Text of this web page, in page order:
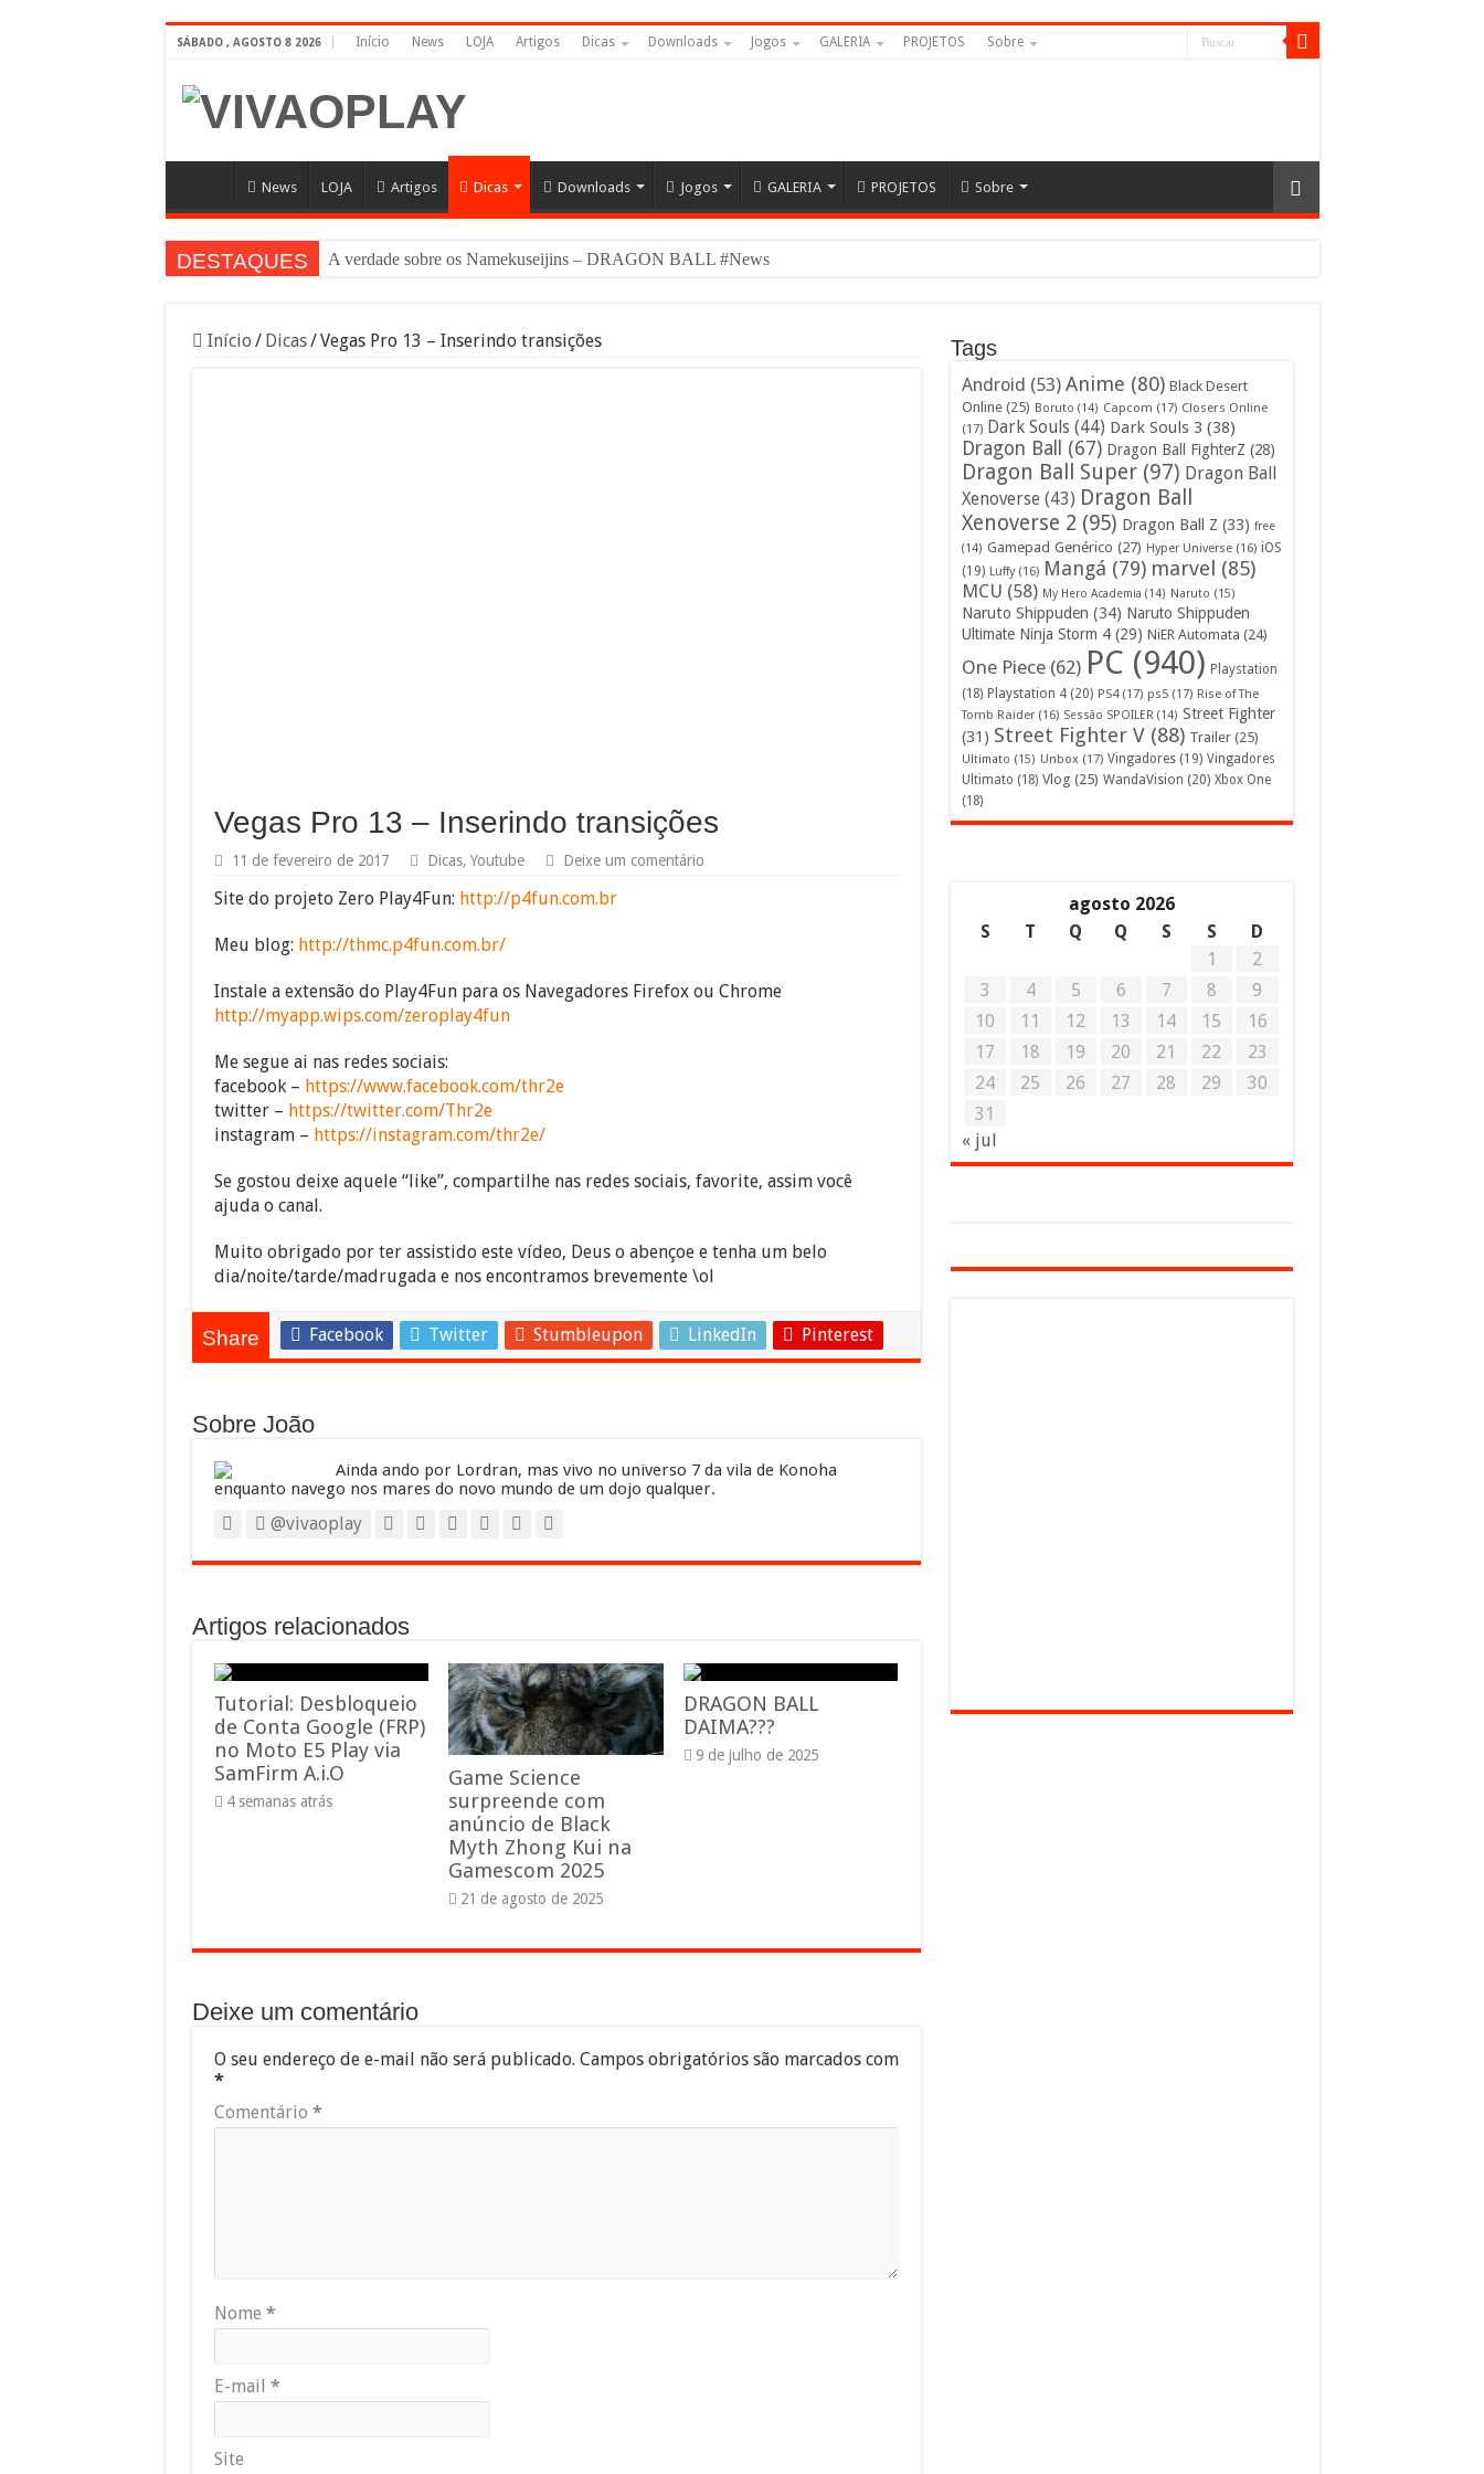
SÁBADO , AGOSTO 8 2026 Início News LOJA Artigos Dicas Downloads Jogos GALERIA PROJETOS Sobre
News LOJA Artigos Dicas Downloads Jogos GALERIA PROJETOS Sobre
DESTAQUES A verdade sobre os Namekuseijins – DRAGON BALL #News
Início / Dicas/Vegas Pro 13 – Inserindo transições
Vegas Pro 13 – Inserindo transições
11 de fevereiro de 2017 Dicas, Youtube Deixe um comentário
Site do projeto Zero Play4Fun: http://p4fun.com.br
Meu blog: http://thmc.p4fun.com.br/
Instale a extensão do Play4Fun para os Navegadores Firefox ou Chrome
http://myapp.wips.com/zeroplay4fun
Me segue ai nas redes sociais:
facebook – https://www.facebook.com/thr2e
twitter – https://twitter.com/Thr2e
instagram – https://instagram.com/thr2e/
Se gostou deixe aquele “like”, compartilhe nas redes sociais, favorite, assim você
ajuda o canal.
Muito obrigado por ter assistido este vídeo, Deus o abençoe e tenha um belo
dia/noite/tarde/madrugada e nos encontramos brevemente \ol
Share Facebook Twitter Stumbleupon LinkedIn Pinterest
Sobre João
Ainda ando por Lordran, mas vivo no universo 7 da vila de Konoha
enquanto navego nos mares do novo mundo de um dojo qualquer.
@vivaoplay
Artigos relacionados
Tutorial: Desbloqueio
de Conta Google (FRP)
no Moto E5 Play via
SamFirm A.i.O
4 semanas atrás
Game Science
surpreende com
anúncio de Black
Myth Zhong Kui na
Gamescom 2025
21 de agosto de 2025
DRAGON BALL
DAIMA???
9 de julho de 2025
Deixe um comentário
O seu endereço de e-mail não será publicado. Campos obrigatórios são marcados com
*
Comentário *
Nome *
E-mail *
Site
Tags
Android (53) Anime (80) Black Desert
Online(25) Boruto (14) Capcom (17) Closers Online
(17) Dark Souls(44) Dark Souls 3 (38)
Dragon Ball (67) Dragon Ball FighterZ (28)
Dragon Ball Super(97) Dragon Ball
Xenoverse (43) Dragon Ball
Xenoverse 2 (95) Dragon Ball Z (33) free
(14) Gamepad Genérico (27) Hyper Universe(16) iOS
(19) Luffy(16) Mangá (79) marvel (85)
MCU (58) My Hero Academia (14) Naruto (15)
Naruto Shippuden (34) Naruto Shippuden
Ultimate Ninja Storm 4(29) NiER Automata (24)
One Piece(62) PC (940) Playstation
(18) Playstation 4(20) PS4(17) ps5(17) Rise of The
Tomb Raider(16) Sessão SPOILER(14) Street Fighter
(31) Street Fighter V(88) Trailer(25)
Ultimato (15) Unbox(17) Vingadores(19) Vingadores
Ultimato (18) Vlog (25) WandaVision (20) Xbox One
(18)
agosto 2026
S
T Q Q S S
D
1
2
3
4 5 6 7 8
9
10
11 12 13 14 15
16
17
18 19 20 21 22
23
24
25 26 27 28 29
30
31
« jul